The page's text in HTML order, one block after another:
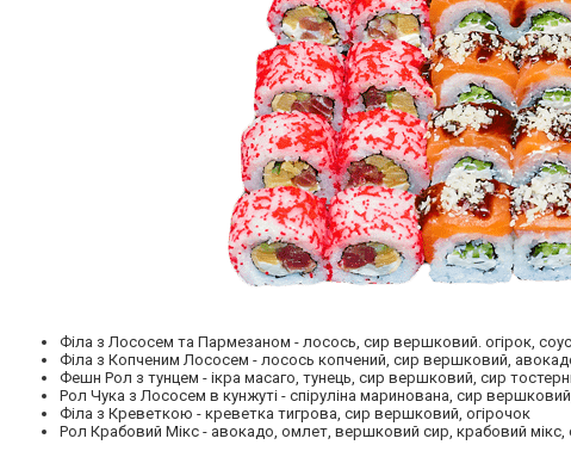
Філа з Лососем та Пармезаном - лосось, сир вершковий. огірок, соус
Філа з Копченим Лососем - лосось копчений, сир вершковий,
Фешн Рол з тунцем - ікра масаго, тунець, сир вершковий, сир
Рол Чука з Лососем в кунжуті - спіруліна маринована, сир
Філа з Креветкою - креветка тигрова, сир вершковий, огірочок
Рол Крабовий Мікс - авокадо, омлет, вершковий сир, крабовий мікс,